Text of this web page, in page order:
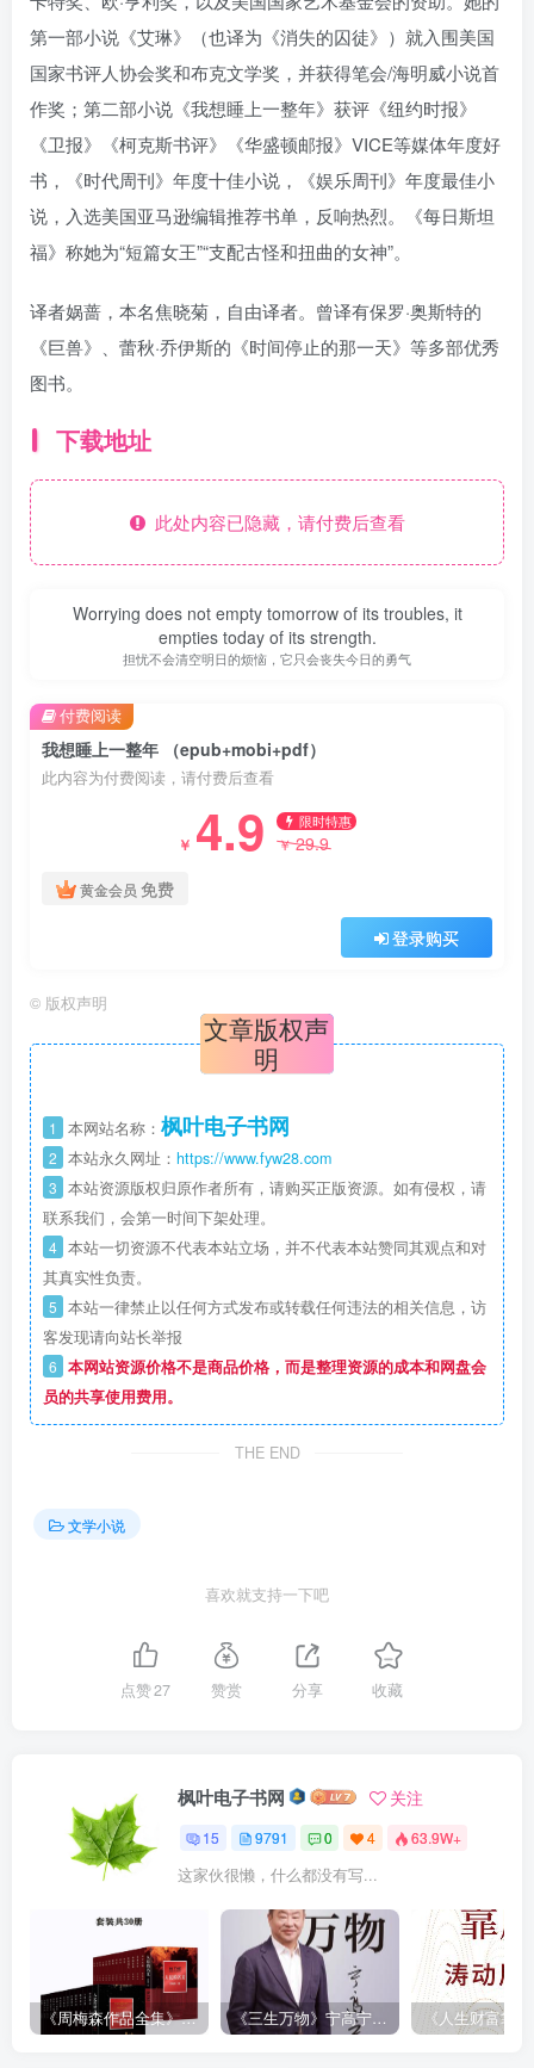
第一部小说《艾琳》（也译为《消失的囚徒》）就入围美国
国家书评人协会奖和布克文学奖，并获得笔会/海明威小说首
作奖；第二部小说《我想睡上一整年》获评《纽约时报》
《卫报》《柯克斯书评》《华盛顿邮报》VICE等媒体年度好
书，《时代周刊》年度十佳小说，《娱乐周刊》年度最佳小
说，入选美国亚马逊编辑推荐书单，反响热烈。《每日斯坦
福》称她为“短篇女王”“支配古怪和扭曲的女神”。
译者娲蔷，本名焦晓菊，自由译者。曾译有保罗·奥斯特的
《巨兽》、蕾秋·乔伊斯的《时间停止的那一天》等多部优秀
图书。
下载地址
此处内容已隐藏，请付费后查看
Worrying does not empty tomorrow of its troubles, it
empties today of its strength.
担忧不会清空明日的烦恼，它只会丧失今日的勇气
我想睡上一整年 （epub+mobi+pdf）
此内容为付费阅读，请付费后查看
￥ 4.9 限时特惠
￥29.9
黄金会员 免费
登录购买
付费阅读
© 版权声明
文章版权声
明
1 本网站名称： 枫叶电子书网
2 本站永久网址： https://www.fyw28.com
3 本站资源版权归原作者所有，请购买正版资源。如有侵权，请
联系我们，会第一时间下架处理。
4 本站一切资源不代表本站立场，并不代表本站赞同其观点和对
其真实性负责。
5 本站一律禁止以任何方式发布或转载任何违法的相关信息，访
客发现请向站长举报
6 本网站资源价格不是商品价格，而是整理资源的成本和网盘会
员的共享使用费用。
THE END
文学小说
喜欢就支持一下吧
点赞27 赞赏 分享 收藏
枫叶电子书网 关注
15 9791 0 4 63.9W+
这家伙很懒，什么都没有写...
《周梅森作品全集》[共30册] 《三生万物》宁高宁（epub+mobi+azw3+pdf）